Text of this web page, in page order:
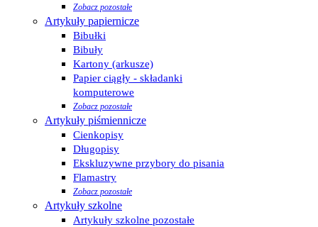
Zobacz pozostałe
Artykuły papiernicze
Bibułki
Bibuły
Kartony (arkusze)
Papier ciągły - składanki
komputerowe
Zobacz pozostałe
Artykuły piśmiennicze
Cienkopisy
Długopisy
Ekskluzywne przybory do pisania
Flamastry
Zobacz pozostałe
Artykuły szkolne
Artykuły szkolne pozostałe